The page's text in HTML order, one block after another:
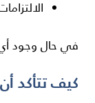
في حال وجود
كيف تتأكد